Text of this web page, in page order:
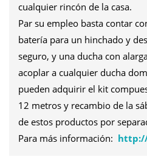
cualquier rincón de la casa.
Par su empleo basta contar
batería para un hinchado y
seguro, y una ducha con
acoplar a cualquier ducha
pueden adquirir el kit
12 metros y recambio de la
de estos productos por
Para más información: